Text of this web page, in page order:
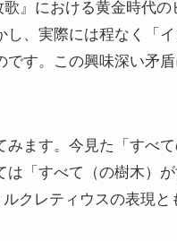
』における黄金時代
、実際には程なく「
す。この興味深い矛
ます。今見た「すべ
「すべて（の樹木）
クレティウスの表現と